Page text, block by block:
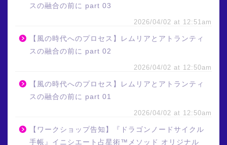
スの融合の前に part 03
2026/04/02 at 12:51am
【風の時代へのプロセス】レムリアとアトランティ
スの融合の前に part 02
2026/04/02 at 12:50am
【風の時代へのプロセス】レムリアとアトランティ
スの融合の前に part 01
2026/04/02 at 12:50am
【ワークショップ告知】『ドラゴンノードサイクル
手帳』イニシエート占星術™メソッド オリジナル